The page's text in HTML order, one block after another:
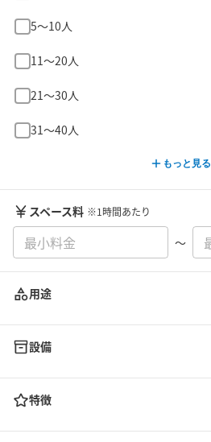
5〜10人
11〜20人
21〜30人
31〜40人
もっと見る
スペース料 ※1時間あたり
〜
用途
設備
特徴